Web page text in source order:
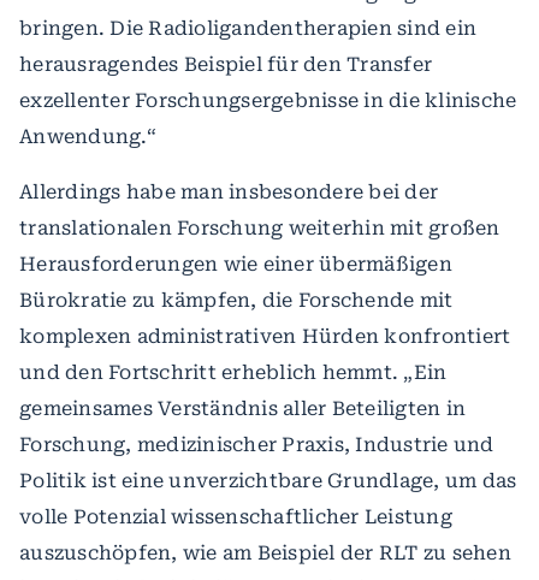
bringen. Die Radioligandentherapien sind ein
herausragendes Beispiel für den Transfer
exzellenter Forschungsergebnisse in die klinische
Anwendung.“
Allerdings habe man insbesondere bei der
translationalen Forschung weiterhin mit großen
Herausforderungen wie einer übermäßigen
Bürokratie zu kämpfen, die Forschende mit
komplexen administrativen Hürden konfrontiert
und den Fortschritt erheblich hemmt. „Ein
gemeinsames Verständnis aller Beteiligten in
Forschung, medizinischer Praxis, Industrie und
Politik ist eine unverzichtbare Grundlage, um das
volle Potenzial wissenschaftlicher Leistung
auszuschöpfen, wie am Beispiel der RLT zu sehen